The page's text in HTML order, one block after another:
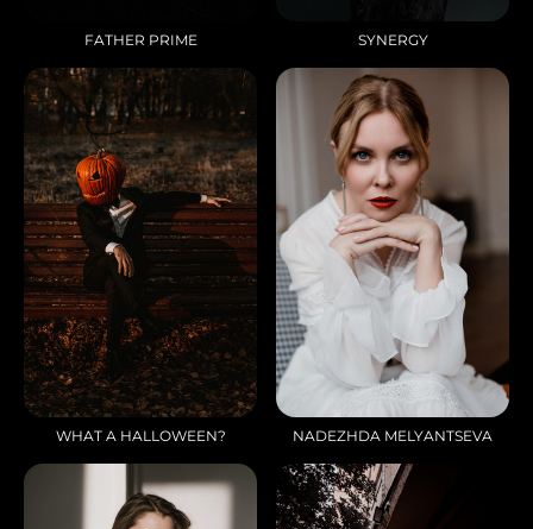
FATHER PRIME SYNERGY
WHAT A HALLOWEEN? NADEZHDA MELYANTSEVA